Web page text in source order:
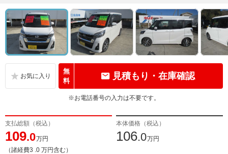
無
料
見積もり・在庫確認
※お電話番号の入力は不要です。
支払総額（税込）
109.0万円
（諸経費3 .0 万円含む）
本体価格（税込）
106.0万円